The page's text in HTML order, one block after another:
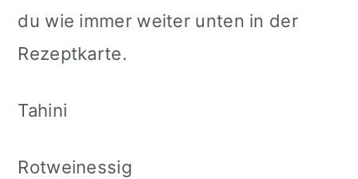
du wie immer weiter unten in der
Rezeptkarte.
Tahini
Rotweinessig